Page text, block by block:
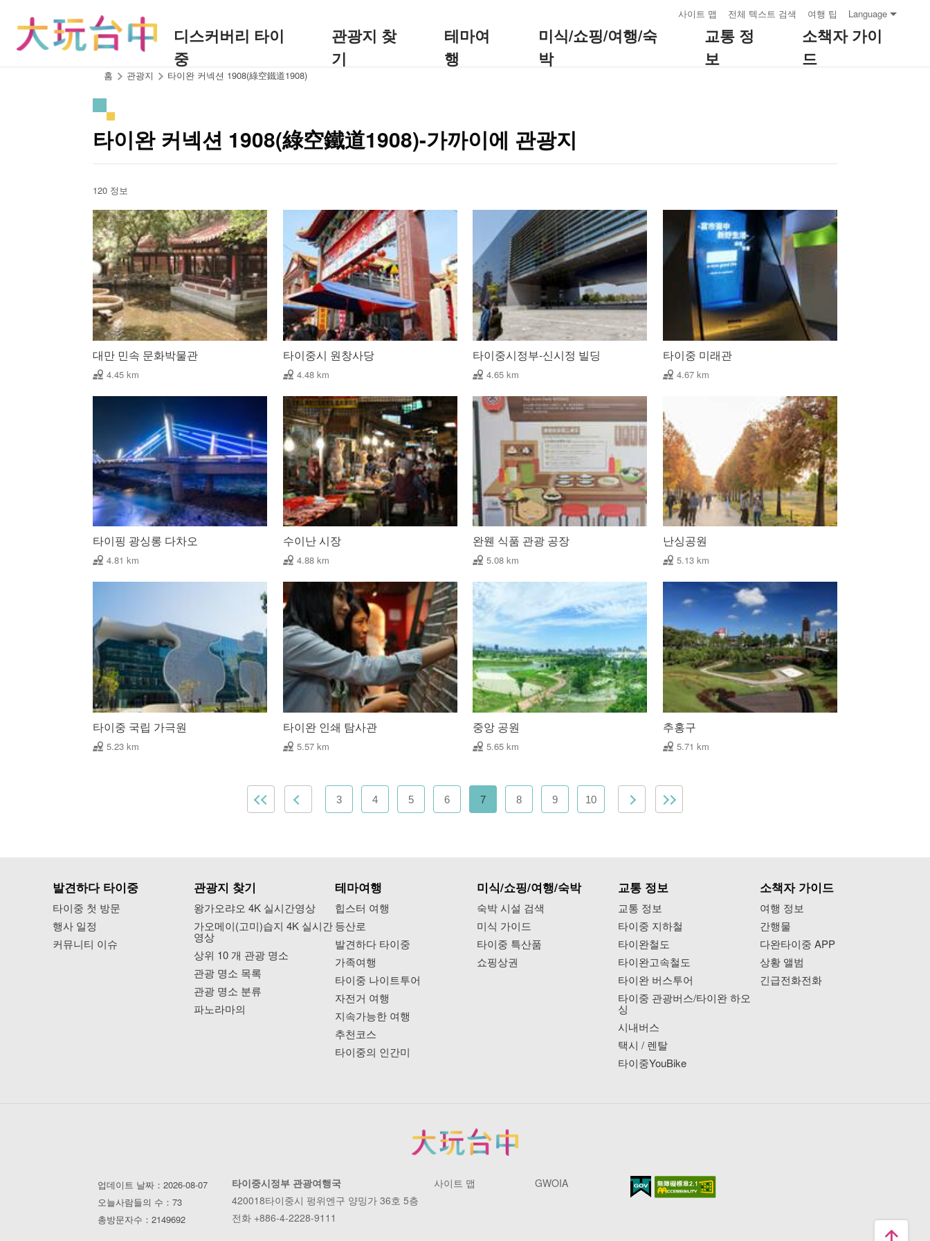
사이트 맵 전체 텍스트 검색 여행 팁 Language
디스커버리 타이
중
관광지 찾
기
테마여
행
미식/쇼핑/여행/숙
박
교통 정
보
소책자 가이
드
홈 관광지 타이완 커넥션 1908(綠空鐵道1908)
타이완 커넥션 1908(綠空鐵道1908)-가까이에 관광지
120 정보
대만 민속 문화박물관
4.45 km
타이중시 원창사당
4.48 km
타이중시정부-신시정 빌딩
4.65 km
타이중 미래관
4.67 km
타이핑 광싱롱 다차오
4.81 km
수이난 시장
4.88 km
완웬 식품 관광 공장
5.08 km
난싱공원
5.13 km
타이중 국립 가극원
5.23 km
타이완 인쇄 탐사관
5.57 km
중앙 공원
5.65 km
추홍구
5.71 km
3 4 5 6 7 8 9 10
발견하다 타이중
타이중 첫 방문
행사 일정
커뮤니티 이슈
관광지 찾기
왕가오랴오 4K 실시간영상
가오메이(고미)습지 4K 실시간
영상
상위 10 개 관광 명소
관광 명소 목록
관광 명소 분류
파노라마의
테마여행
힙스터 여행
등산로
발견하다 타이중
가족여행
타이중 나이트투어
자전거 여행
지속가능한 여행
추천코스
타이중의 인간미
미식/쇼핑/여행/숙박
숙박 시설 검색
미식 가이드
타이중 특산품
쇼핑상권
교통 정보
교통 정보
타이중 지하철
타이완철도
타이완고속철도
타이완 버스투어
타이중 관광버스/타이완 하오
싱
시내버스
택시 / 렌탈
타이중YouBike
소책자 가이드
여행 정보
간행물
다완타이중 APP
상황 앨범
긴급전화전화
업데이트 날짜：2026-08-07
오늘사람들의 수：73
총방문자수：2149692
타이중시정부 관광여행국
420018타이중시 펑위엔구 양밍가 36호 5층
전화 +886-4-2228-9111
사이트 맵 GWOIA